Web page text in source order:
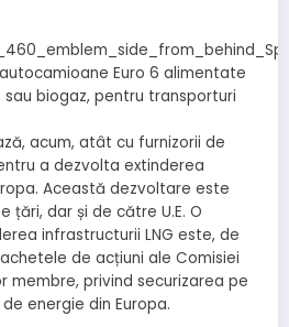
acum, atât cu furnizorii de
a dezvolta extinderea
Această dezvoltare este
țări, dar și de către U.E. O
infrastructurii LNG este, de
de acțiuni ale Comisiei
membre, privind securizarea pe
energie din Europa.